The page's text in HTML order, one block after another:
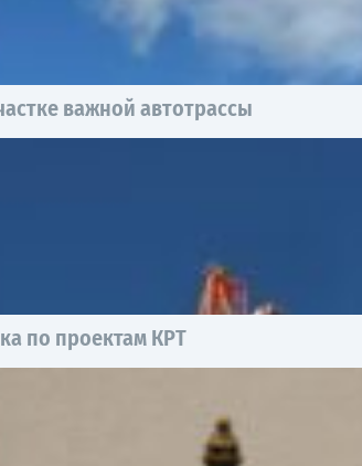
важной автотрассы
по проектам КРТ